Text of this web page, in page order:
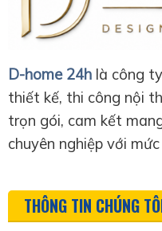
D-home 24h là công
thiết kế, thi công nội
trọn gói, cam kết
chuyên nghiệp với
THÔNG TIN CHÚNG